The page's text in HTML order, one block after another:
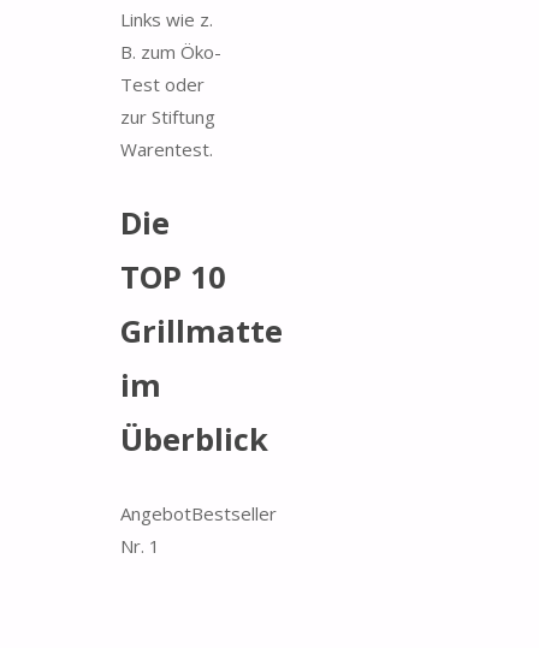
Links wie z.
B. zum Öko-
Test oder
zur Stiftung
Warentest.
Die
TOP 10
Grillmatte
im
Überblick
AngebotBestseller
Nr. 1